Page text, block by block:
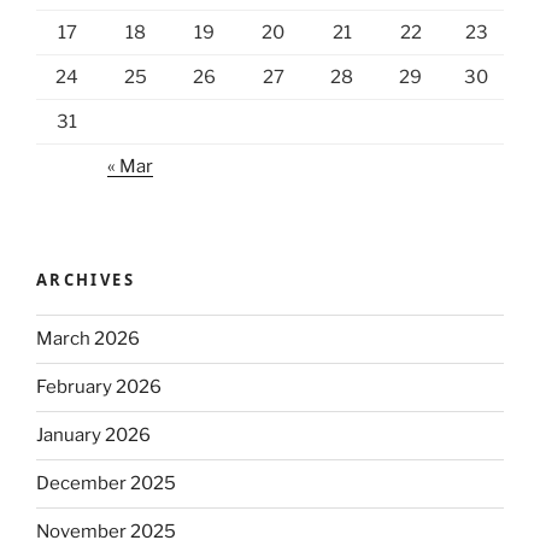
17 18 19 20 21 22 23
24 25 26 27 28 29 30
31
« Mar
ARCHIVES
March 2026
February 2026
January 2026
December 2025
November 2025